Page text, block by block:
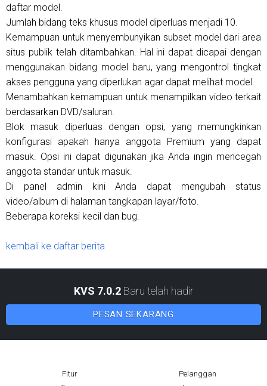
daftar model.
Jumlah bidang teks khusus model diperluas menjadi 10.
Kemampuan untuk menyembunyikan subset model dari area
situs publik telah ditambahkan. Hal ini dapat dicapai dengan
menggunakan bidang model baru, yang mengontrol tingkat
akses pengguna yang diperlukan agar dapat melihat model.
Menambahkan kemampuan untuk menampilkan video terkait
berdasarkan DVD/saluran.
Blok masuk diperluas dengan opsi, yang memungkinkan
konfigurasi apakah hanya anggota Premium yang dapat
masuk. Opsi ini dapat digunakan jika Anda ingin mencegah
anggota standar untuk masuk.
Di panel admin kini Anda dapat mengubah status
video/album di halaman tangkapan layar/foto.
Beberapa koreksi kecil dan bug.
kembali ke daftar berita
KVS 7.0.2Baru telah hadir
PESAN SEKARANG
Fitur
Pelanggan